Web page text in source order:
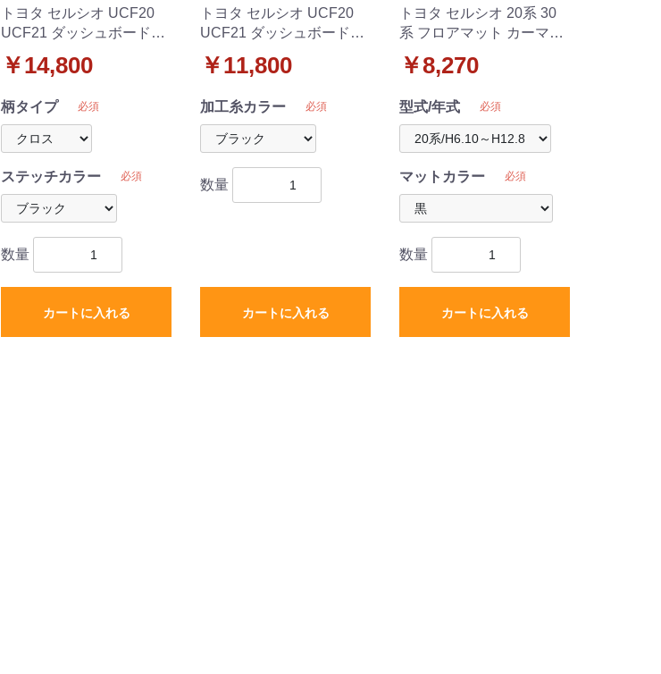
トヨタ セルシオ UCF20
UCF21 ダッシュボードマ
ク 受注生産
￥14,800
柄タイプ 必須
ステッチカラー 必須
数量
カートに入れる
トヨタ セルシオ UCF20
UCF21 ダッシュボードマ
産
￥11,800
加工糸カラー 必須
数量
カートに入れる
トヨタ セルシオ 20系 30
系 フロアマット カーマッ
￥8,270
型式/年式 必須
マットカラー 必須
数量
カートに入れる